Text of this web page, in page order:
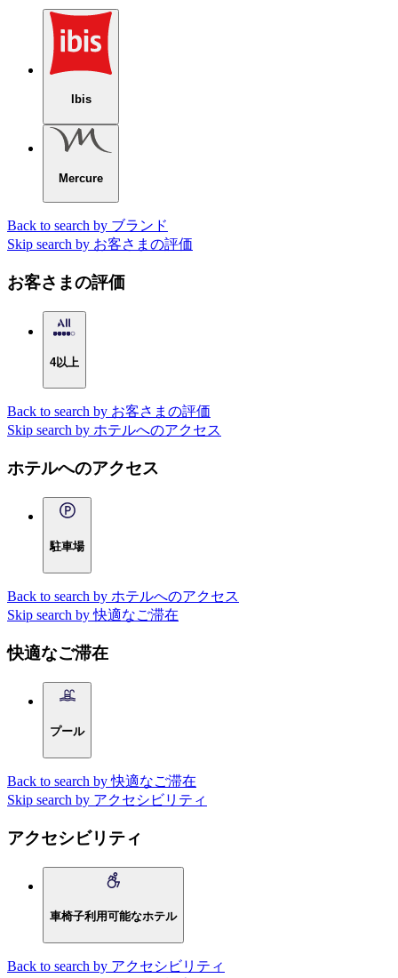
Ibis
Mercure
Back to search by ブランド
Skip search by お客さまの評価
お客さまの評価
4以上
Back to search by お客さまの評価
Skip search by ホテルへのアクセス
ホテルへのアクセス
駐車場
Back to search by ホテルへのアクセス
Skip search by 快適なご滞在
快適なご滞在
プール
Back to search by 快適なご滞在
Skip search by アクセシビリティ
アクセシビリティ
車椅子利用可能なホテル
Back to search by アクセシビリティ